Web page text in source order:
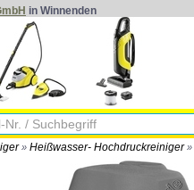
in Winnenden
» Heißwasser- Hochdruckreiniger»